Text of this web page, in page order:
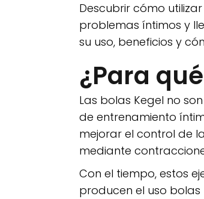
Descubrir cómo
problemas íntimos y
su uso, beneficios y
¿Para
Las bolas Kegel no
de entrenamiento
mejorar el control de
mediante
Con el tiempo, estos
producen el uso